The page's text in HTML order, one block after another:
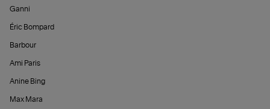
Ganni
Éric Bompard
Barbour
Ami Paris
Anine Bing
Max Mara